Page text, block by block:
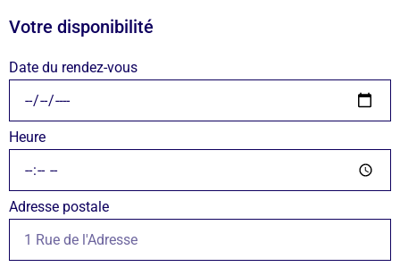
Votre disponibilité
Date du rendez-vous
Heure
Adresse postale